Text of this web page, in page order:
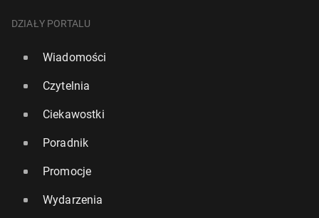
DZIAŁY PORTALU
Wiadomości
Czytelnia
Ciekawostki
Poradnik
Promocje
Wydarzenia